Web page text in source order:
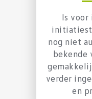
Is voor
nog niet
bekende
verder
en